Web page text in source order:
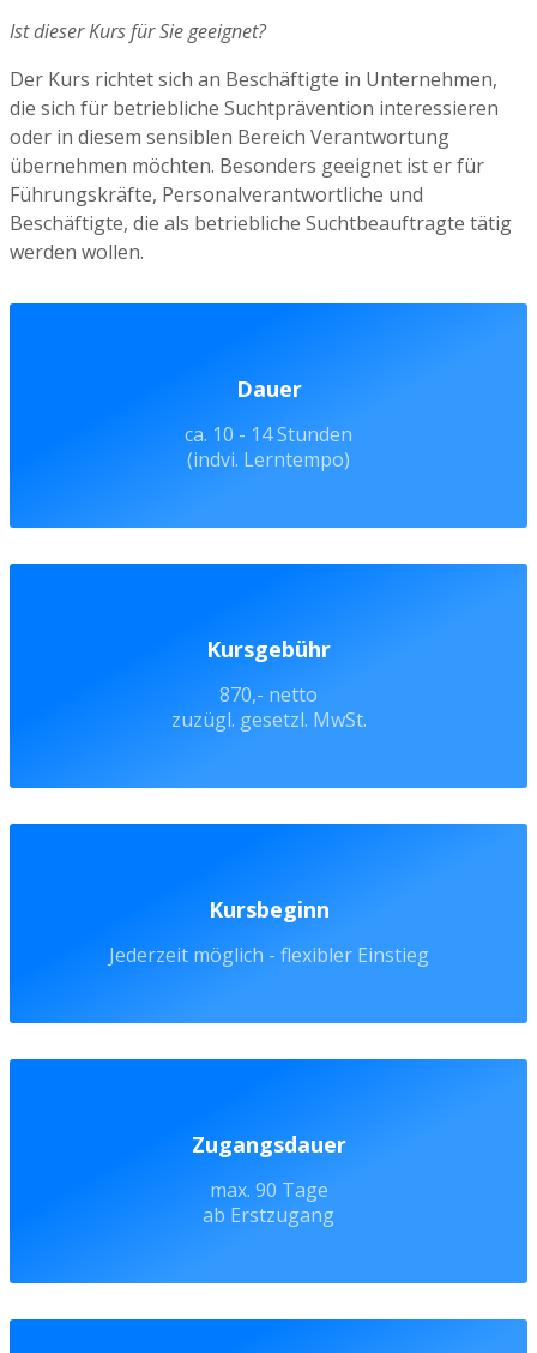
Ist dieser Kurs für Sie geeignet?
Der Kurs richtet sich an Beschäftigte in Unternehmen,
die sich für betriebliche Suchtprävention interessieren
oder in diesem sensiblen Bereich Verantwortung
übernehmen möchten. Besonders geeignet ist er für
Führungskräfte, Personalverantwortliche und
Beschäftigte, die als betriebliche Suchtbeauftragte tätig
werden wollen.
Dauer
ca. 10 - 14 Stunden
(indvi. Lerntempo)
Kursgebühr
870,- netto
zuzügl. gesetzl. MwSt.
Kursbeginn
Jederzeit möglich - flexibler Einstieg
Zugangsdauer
max. 90 Tage
ab Erstzugang